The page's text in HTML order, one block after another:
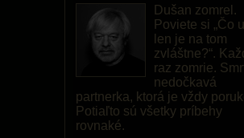
Dušan zomrel.
Poviete si „Čo
len je na tom
zvláštne?“.
raz zomrie.
nedočkavá
partnerka, ktorá je vždy
Potiaľto sú všetky príbehy
rovnaké.